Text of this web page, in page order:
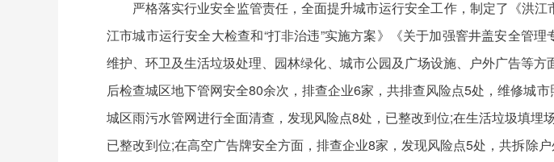
严格落实行业安全监管责任，全面提升城市运行安全工作，制定了《洪
江市城市运行安全大检查和“打非治违”实施方案》《关于加强窨井盖安全管
维护、环卫及生活垃圾处理、园林绿化、城市公园及广场设施、户外广告等
后检查城区地下管网安全80余次，排查企业6家，共排查风险点5处，维修城
城区雨污水管网进行全面清查，发现风险点8处，已整改到位;在生活垃圾填
已整改到位;在高空广告牌安全方面，排查企业8家，发现风险点5处，共拆除